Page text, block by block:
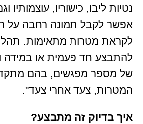
נטיות ליבו, כישוריו, עוצמותיו
אפשר לקבל תמונה רחבה על
לקראת מטרות מתאימות. תהליך
להתבצע חד פעמית או במידה
של מספר מפגשים, בהם
המטרות, צעד אחרי צעד".
איך בדיוק זה מתבצע?